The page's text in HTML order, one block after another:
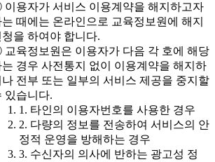
용자가 서비스 이용계약을 해지하고자
때에는 온라인으로 교육정보원에 해지
청을 하여야 합니다.
육정보원은 이용자가 다음 각 호에 해당
는 경우 사전통지 없이 이용계약을 해지하
나 전부 또는 일부의 서비스 제공을 중지할
있습니다.
1. 타인의 이용자번호를 사용한 경우
2. 다량의 정보를 전송하여 서비스의 안
정적 운영을 방해하는 경우
3. 수신자의 의사에 반하는 광고성 정